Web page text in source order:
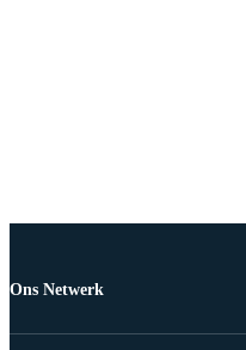
Ons Netwerk